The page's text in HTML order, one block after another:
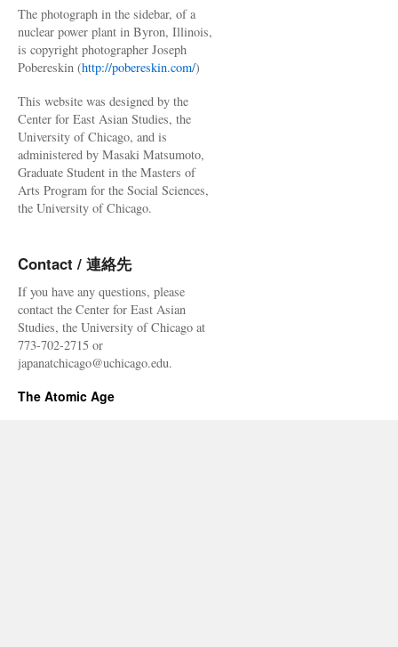
The photograph in the sidebar, of a
nuclear power plant in Byron, Illinois,
is copyright photographer Joseph
Pobereskin (http://pobereskin.com/)
This website was designed by the
Center for East Asian Studies, the
University of Chicago, and is
administered by Masaki Matsumoto,
Graduate Student in the Masters of
Arts Program for the Social Sciences,
the University of Chicago.
Contact / 連絡先
If you have any questions, please
contact the Center for East Asian
Studies, the University of Chicago at
773-702-2715 or
japanatchicago@uchicago.edu.
The Atomic Age